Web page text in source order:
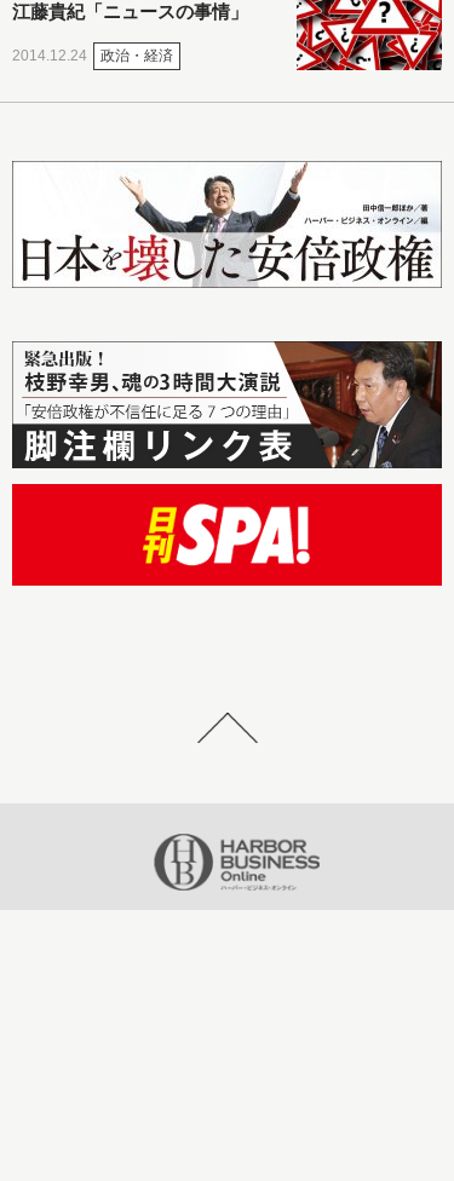
江藤貴紀「ニュースの事情」
2014.12.24 政治・経済